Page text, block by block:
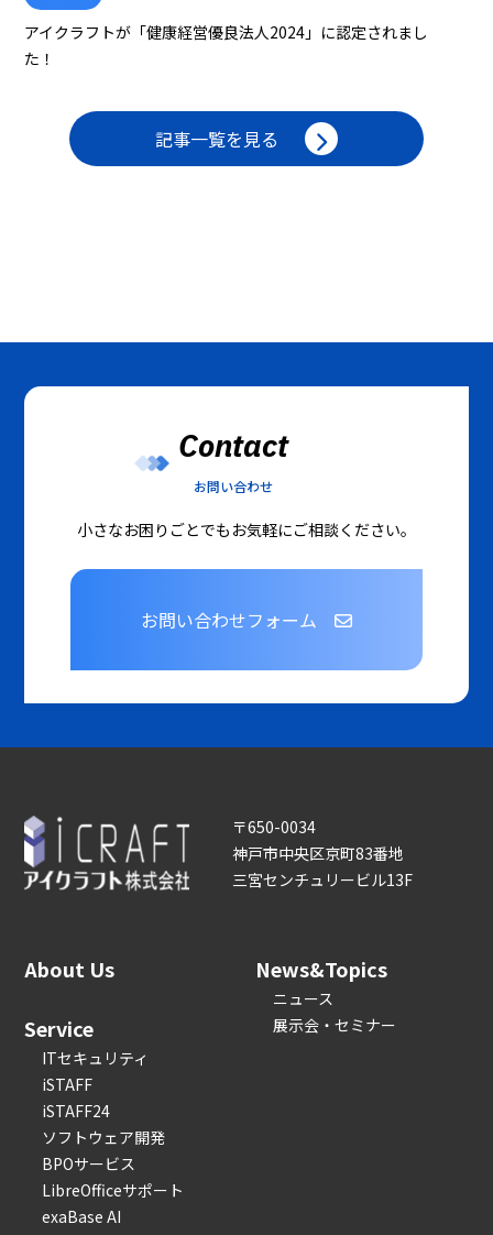
アイクラフトが「健康経営優良法人2024」に認定されまし
た！
記事一覧を見る
Contact
お問い合わせ
小さなお困りごとでもお気軽にご相談ください。
お問い合わせフォーム
〒650-0034
神戸市中央区京町83番地
三宮センチュリービル13F
About Us
Service
ITセキュリティ
iSTAFF
iSTAFF24
ソフトウェア開発
BPOサービス
LibreOfficeサポート
exaBase AI
News&Topics
ニュース
展示会・セミナー